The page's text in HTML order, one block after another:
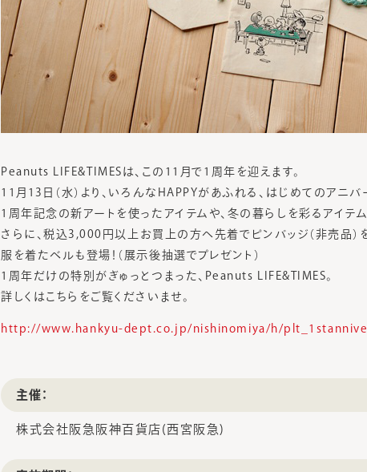
Peanuts LIFE&TIMESは、この11月で1周年を迎えます。
11月13日（水）より、いろんなHAPPYがあふれる、はじめてのアニバ
1周年記念の新アートを使ったアイテムや、冬の暮らしを彩るアイテム
さらに、税込3,000円以上お買上の方へ先着でピンバッジ（非売品）
服を着たベルも登場！（展示後抽選でプレゼント）
1周年だけの特別がぎゅっとつまった、Peanuts LIFE&TIMES。
詳しくはこちらをご覧くださいませ。
http://www.hankyu-dept.co.jp/nishinomiya/h/
主催：
株式会社阪急阪神百貨店(西宮阪急)